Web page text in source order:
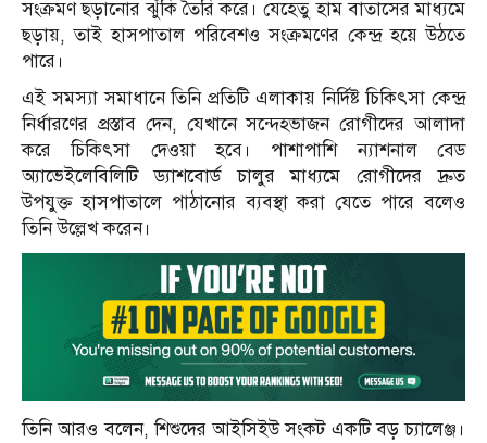
সংক্রমণ ছড়ানোর ঝুঁকি তৈরি করে। যেহেতু হাম বাতাসের মাধ্যমে
ছড়ায়, তাই হাসপাতাল পরিবেশও সংক্রমণের কেন্দ্র হয়ে উঠতে
পারে।
এই সমস্যা সমাধানে তিনি প্রতিটি এলাকায় নির্দিষ্ট চিকিৎসা কেন্দ্র
নির্ধারণের প্রস্তাব দেন, যেখানে সন্দেহভাজন রোগীদের আলাদা
করে চিকিৎসা দেওয়া হবে। পাশাপাশি ন্যাশনাল বেড
অ্যাভেইলেবিলিটি ড্যাশবোর্ড চালুর মাধ্যমে রোগীদের দ্রুত
উপযুক্ত হাসপাতালে পাঠানোর ব্যবস্থা করা যেতে পারে বলেও
তিনি উল্লেখ করেন।
তিনি আরও বলেন, শিশুদের আইসিইউ সংকট একটি বড় চ্যালেঞ্জ।